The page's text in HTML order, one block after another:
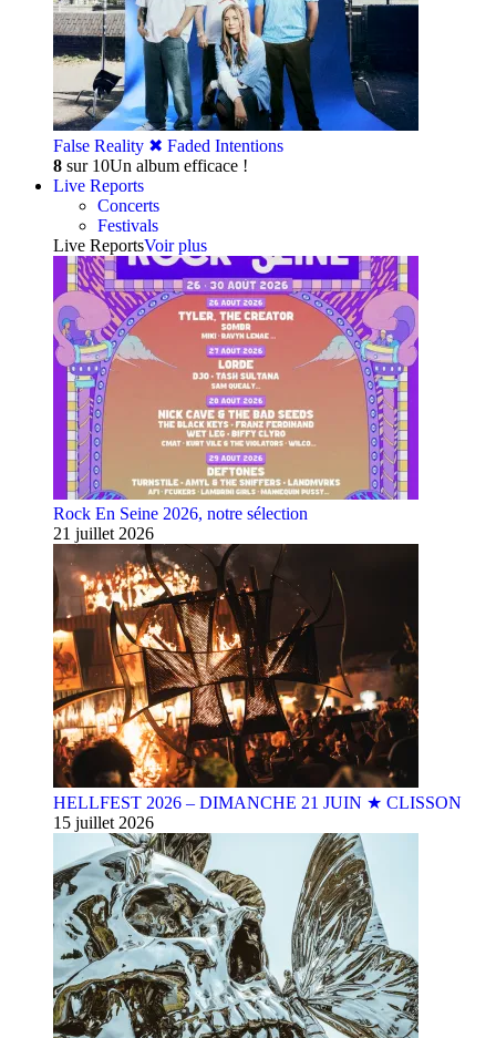
False Reality ✖︎ Faded Intentions
8 sur 10Un album efficace !
Live Reports
Concerts
Festivals
Live ReportsVoir plus
Rock En Seine 2026, notre sélection
21 juillet 2026
HELLFEST 2026 – DIMANCHE 21 JUIN ★ CLISSON
15 juillet 2026